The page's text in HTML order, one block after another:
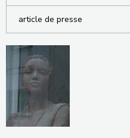
article de presse